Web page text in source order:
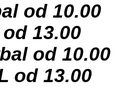
od 10.00
13.00
od 10.00
od 13.00